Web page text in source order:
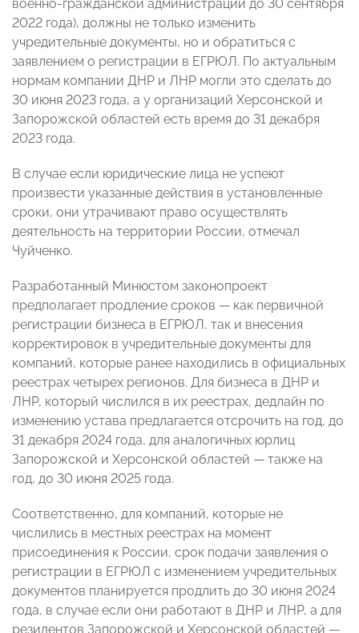
военно-гражданской администрации до 30 сентября
2022 года), должны не только изменить
учредительные документы, но и обратиться с
заявлением о регистрации в ЕГРЮЛ. По актуальным
нормам компании ДНР и ЛНР могли это сделать до
30 июня 2023 года, а у организаций Херсонской и
Запорожской областей есть время до 31 декабря
2023 года.
В случае если юридические лица не успеют
произвести указанные действия в установленные
сроки, они утрачивают право осуществлять
деятельность на территории России, отмечал
Чуйченко.
Разработанный Минюстом законопроект
предполагает продление сроков — как первичной
регистрации бизнеса в ЕГРЮЛ, так и внесения
корректировок в учредительные документы для
компаний, которые ранее находились в официальных
реестрах четырех регионов. Для бизнеса в ДНР и
ЛНР, который числился в их реестрах, дедлайн по
изменению устава предлагается отсрочить на год, до
31 декабря 2024 года, для аналогичных юрлиц
Запорожской и Херсонской областей — также на
год, до 30 июня 2025 года.
Соответственно, для компаний, которые не
числились в местных реестрах на момент
присоединения к России, срок подачи заявления о
регистрации в ЕГРЮЛ с изменением учредительных
документов планируется продлить до 30 июня 2024
года, в случае если они работают в ДНР и ЛНР, а для
резидентов Запорожской и Херсонской областей —